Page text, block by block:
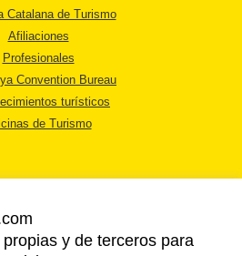
Catalana de Turismo
Afiliaciones
Profesionales
Convention Bureau
turísticos
de Turismo
AVISO LEGAL
y de terceros para